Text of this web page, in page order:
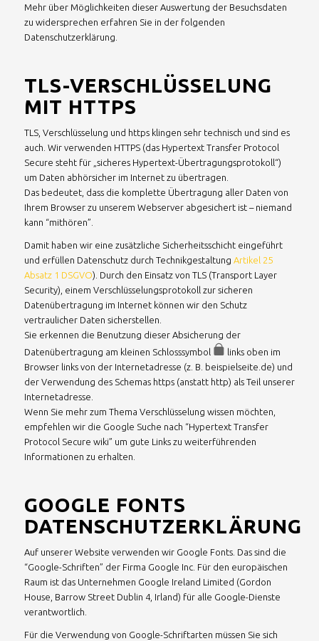
Mehr über Möglichkeiten dieser Auswertung der Besuchsdaten
zu widersprechen erfahren Sie in der folgenden
Datenschutzerklärung.
TLS-VERSCHLÜSSELUNG
MIT HTTPS
TLS, Verschlüsselung und https klingen sehr technisch und sind es
auch. Wir verwenden HTTPS (das Hypertext Transfer Protocol
Secure steht für „sicheres Hypertext-Übertragungsprotokoll“)
um Daten abhörsicher im Internet zu übertragen.
Das bedeutet, dass die komplette Übertragung aller Daten von
Ihrem Browser zu unserem Webserver abgesichert ist – niemand
kann “mithören”.
Damit haben wir eine zusätzliche Sicherheitsschicht eingeführt
und erfüllen Datenschutz durch Technikgestaltung Artikel 25
Absatz 1 DSGVO). Durch den Einsatz von TLS (Transport Layer
Security), einem Verschlüsselungsprotokoll zur sicheren
Datenübertragung im Internet können wir den Schutz
vertraulicher Daten sicherstellen.
Sie erkennen die Benutzung dieser Absicherung der
Datenübertragung am kleinen Schlosssymbol
links oben im
Browser links von der Internetadresse (z. B. beispielseite.de) und
der Verwendung des Schemas https (anstatt http) als Teil unserer
Internetadresse.
Wenn Sie mehr zum Thema Verschlüsselung wissen möchten,
empfehlen wir die Google Suche nach “Hypertext Transfer
Protocol Secure wiki” um gute Links zu weiterführenden
Informationen zu erhalten.
GOOGLE FONTS
DATENSCHUTZERKLÄRUNG
Auf unserer Website verwenden wir Google Fonts. Das sind die
“Google-Schriften” der Firma Google Inc. Für den europäischen
Raum ist das Unternehmen Google Ireland Limited (Gordon
House, Barrow Street Dublin 4, Irland) für alle Google-Dienste
verantwortlich.
Für die Verwendung von Google-Schriftarten müssen Sie sich